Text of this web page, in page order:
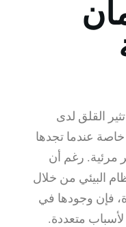
القلق لدى
خاصة عندما تجدها
مرئية. رغم أن
البيئي من خلال
فإن وجودها في
متعددة.